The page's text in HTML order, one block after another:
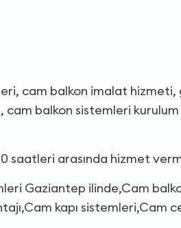
cam balkon imalat
cam balkon sistemleri
saatleri arasında hizmet
Gaziantep ilinde,Cam
kapı sistemleri,Cam